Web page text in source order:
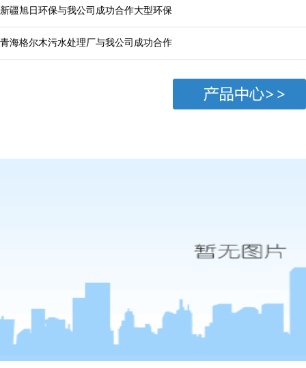
新疆旭日环保与我公司成功合作大型环保
青海格尔木污水处理厂与我公司成功合作